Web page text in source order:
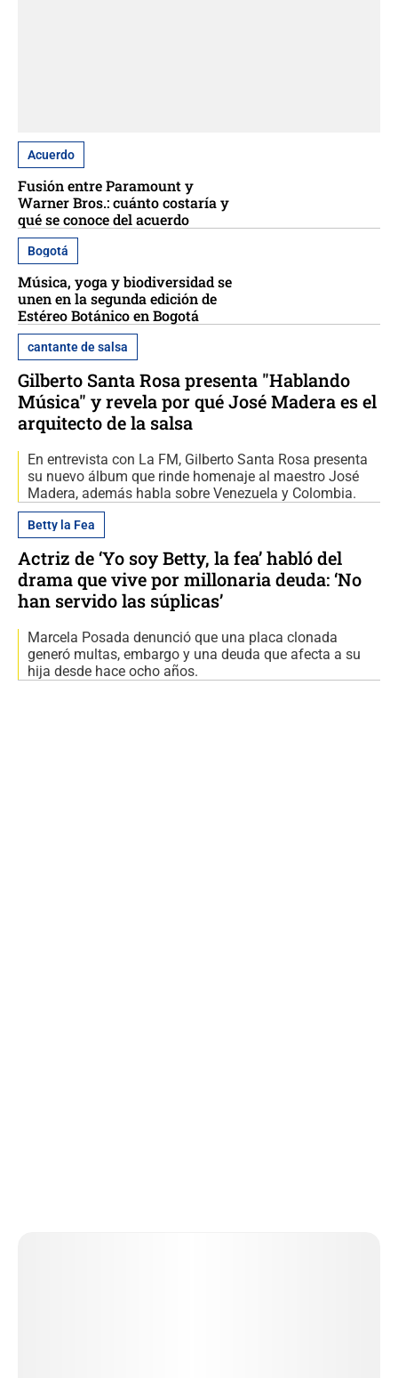
Acuerdo
Fusión entre Paramount y
Warner Bros.: cuánto costaría y
qué se conoce del acuerdo
Bogotá
Música, yoga y biodiversidad se
unen en la segunda edición de
Estéreo Botánico en Bogotá
cantante de salsa
Gilberto Santa Rosa presenta "Hablando
Música" y revela por qué José Madera es el
arquitecto de la salsa
En entrevista con La FM, Gilberto Santa Rosa presenta
su nuevo álbum que rinde homenaje al maestro José
Madera, además habla sobre Venezuela y Colombia.
Betty la Fea
Actriz de ‘Yo soy Betty, la fea’ habló del
drama que vive por millonaria deuda: ‘No
han servido las súplicas’
Marcela Posada denunció que una placa clonada
generó multas, embargo y una deuda que afecta a su
hija desde hace ocho años.